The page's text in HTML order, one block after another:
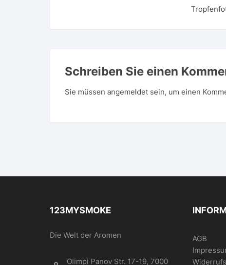
Schreiben Sie einen
Sie müssen angemeldet sein, um einen
123MYSMOKE
Die Welt der Aromen
Olimpi Panov Str. 17-19, 7000
AGB